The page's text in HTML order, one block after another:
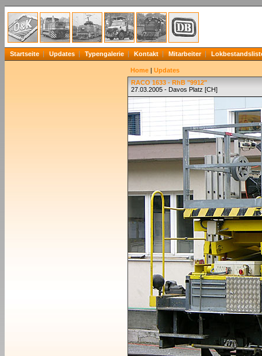
Startseite Updates Typengalerie Kontakt Mitarbeiter
Home | Updates
RACO 1633 - RhB "9912"
27.03.2005 - Davos Platz [CH]